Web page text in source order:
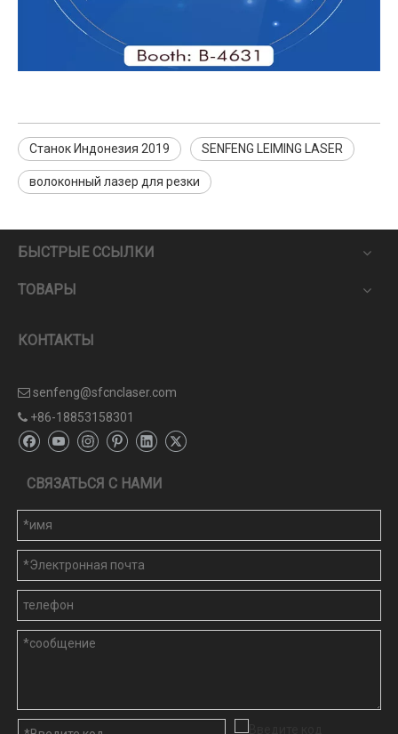
Станок Индонезия 2019 SENFENG LEIMING LASER
волоконный лазер для резки
БЫСТРЫЕ ССЫЛКИ
ТОВАРЫ
КОНТАКТЫ
 senfeng@sfcnclaser.com
 +86-18853158301
СВЯЗАТЬСЯ С НАМИ